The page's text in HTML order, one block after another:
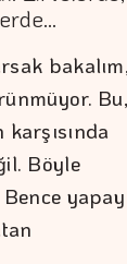
Bu,
Böyle
yapay